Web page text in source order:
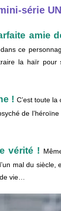
série
amie
ce
la haïr
! C’est toute
de
vérité !
mal du
vie…